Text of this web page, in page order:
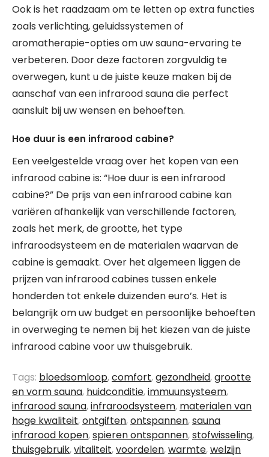
Ook is het raadzaam om te letten op extra functies
zoals verlichting, geluidssystemen of
aromatherapie-opties om uw sauna-ervaring te
verbeteren. Door deze factoren zorgvuldig te
overwegen, kunt u de juiste keuze maken bij de
aanschaf van een infrarood sauna die perfect
aansluit bij uw wensen en behoeften.
Hoe duur is een infrarood cabine?
Een veelgestelde vraag over het kopen van een
infrarood cabine is: “Hoe duur is een infrarood
cabine?” De prijs van een infrarood cabine kan
variëren afhankelijk van verschillende factoren,
zoals het merk, de grootte, het type
infraroodsysteem en de materialen waarvan de
cabine is gemaakt. Over het algemeen liggen de
prijzen van infrarood cabines tussen enkele
honderden tot enkele duizenden euro’s. Het is
belangrijk om uw budget en persoonlijke behoeften
in overweging te nemen bij het kiezen van de juiste
infrarood cabine voor uw thuisgebruik.
Tags: bloedsomloop,comfort,gezondheid,grootte
en vorm sauna, huidconditie,immuunsysteem,
infrarood sauna,infraroodsysteem, materialen van
hoge kwaliteit,ontgiften,ontspannen,sauna
infrarood kopen,spieren ontspannen,stofwisseling,
thuisgebruik,vitaliteit,voordelen,warmte,welzijn